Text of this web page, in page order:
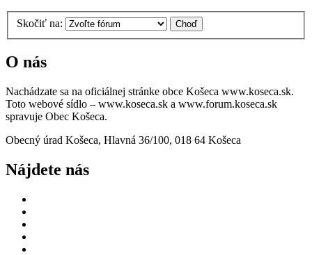
Skočiť na:
O nás
Nachádzate sa na oficiálnej stránke obce Košeca www.koseca.sk.
Toto webové sídlo – www.koseca.sk a www.forum.koseca.sk
spravuje Obec Košeca.
Obecný úrad Košeca, Hlavná 36/100, 018 64 Košeca
Nájdete nás